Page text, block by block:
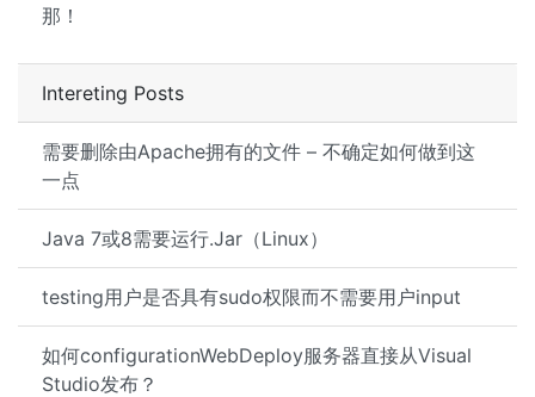
Intereting Posts
需要删除由Apache拥有的文件 – 不确定如何做到这
一点
Java 7或8需要运行.Jar（Linux）
testing用户是否具有sudo权限而不需要用户input
如何configurationWebDeploy服务器直接从Visual
Studio发布？
那！